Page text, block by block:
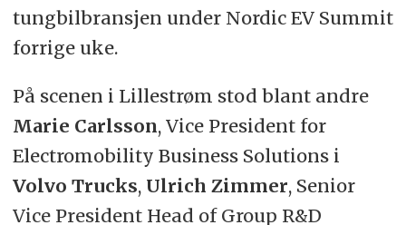
tungbilbransjen under Nordic EV Summit
forrige uke.
På scenen i Lillestrøm stod blant andre
Marie Carlsson, Vice President for
Electromobility Business Solutions i
Volvo Trucks, Ulrich Zimmer, Senior
Vice President Head of Group R&D